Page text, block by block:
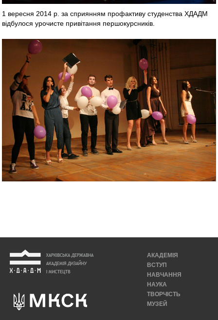
1 вересня 2014 р. за сприянням профактиву студенства ХДАДМ
відбулося урочисте привітання першокурсників.
АКАДЕМІЯ
ВСТУП
НАВЧАННЯ
НАУКА
ТВОРЧІСТЬ
МУЗЕЙ